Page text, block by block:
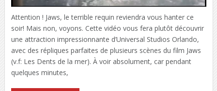
Attention ! Jaws, le terrible requin reviendra vous hanter ce
soir! Mais non, voyons. Cette vidéo vous fera plutôt découvrir
une attraction impressionnante d’Universal Studios Orlando,
avec des répliques parfaites de plusieurs scènes du film Jaws
(v.f: Les Dents de la mer). À voir absolument, car pendant
quelques minutes,